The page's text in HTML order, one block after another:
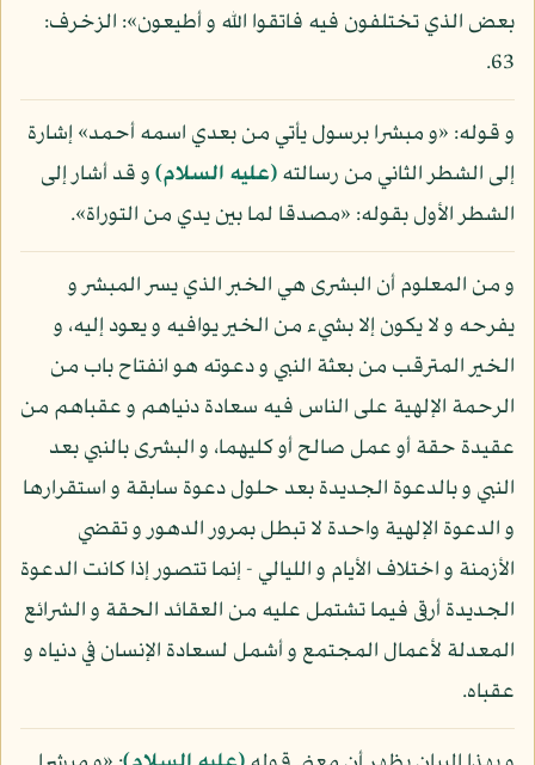
بعض الذي تختلفون فيه فاتقوا الله و أطيعون»: الزخرف:
63.
و قوله: «و مبشرا برسول يأتي من بعدي اسمه أحمد» إشارة
إلى الشطر الثاني من رسالته(عليه السلام)و قد أشار إلى
الشطر الأول بقوله: «مصدقا لما بين يدي من التوراة».
و من المعلوم أن البشرى هي الخبر الذي يسر المبشر و
يفرحه و لا يكون إلا بشيء من الخير يوافيه و يعود إليه، و
الخير المترقب من بعثة النبي و دعوته هو انفتاح باب من
الرحمة الإلهية على الناس فيه سعادة دنياهم و عقباهم من
عقيدة حقة أو عمل صالح أو كليهما، و البشرى بالنبي بعد
النبي و بالدعوة الجديدة بعد حلول دعوة سابقة و استقرارها
و الدعوة الإلهية واحدة لا تبطل بمرور الدهور و تقضي
الأزمنة و اختلاف الأيام و الليالي - إنما تتصور إذا كانت الدعوة
الجديدة أرقى فيما تشتمل عليه من العقائد الحقة و الشرائع
المعدلة لأعمال المجتمع و أشمل لسعادة الإنسان في دنياه و
عقباه.